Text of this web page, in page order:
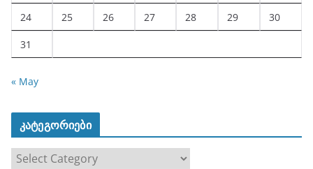
24 25 26 27 28 29 30
31
« May
კატეგორიები